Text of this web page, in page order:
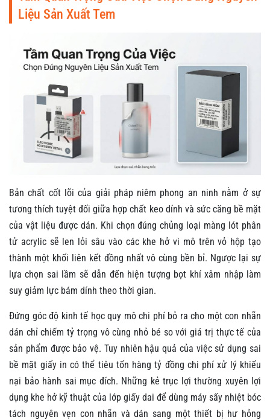
Liệu Sản Xuất Tem
Bản chất cốt lõi của giải pháp niêm phong an ninh nằm ở sự
tương thích tuyệt đối giữa hợp chất keo dính và sức căng bề mặt
của vật liệu được dán. Khi chọn đúng chủng loại màng lót phân
tử acrylic sẽ len lỏi sâu vào các khe hở vi mô trên vỏ hộp tạo
thành một khối liên kết đồng nhất vô cùng bền bỉ. Ngược lại sự
lựa chọn sai lầm sẽ dẫn đến hiện tượng bọt khí xâm nhập làm
suy giảm lực bám dính theo thời gian.
Đứng góc độ kinh tế học quy mô chi phí bỏ ra cho một con nhãn
dán chỉ chiếm tỷ trọng vô cùng nhỏ bé so với giá trị thực tế của
sản phẩm được bảo vệ. Tuy nhiên hậu quả của việc sử dụng sai
bề mặt giấy in có thể tiêu tốn hàng tỷ đồng chi phí xử lý khiếu
nại bảo hành sai mục đích. Những kẻ trục lợi thường xuyên lợi
dụng khe hở kỹ thuật của lớp giấy dai để dùng máy sấy nhiệt bóc
tách nguyên vẹn con nhãn và dán sang một thiết bị hư hỏng